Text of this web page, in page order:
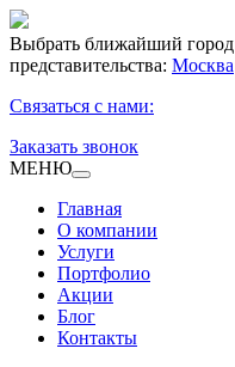
Выбрать ближайший город
представительства: Москва
Связаться с нами:
Заказать звонок
МЕНЮ
Главная
О компании
Услуги
Портфолио
Акции
Блог
Контакты